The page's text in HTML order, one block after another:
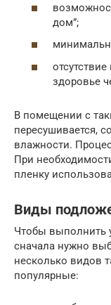
дом”;
здоровье
В помещении с
пересушивается,
влажности.
При
пленку
Виды
Чтобы выполнить
сначала нужно
несколько видов
популярные: